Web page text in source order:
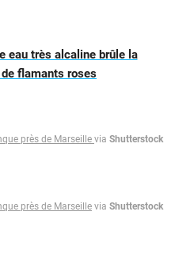
eau très alcaline brûle la
flamants roses
près de Marseille via Shutterstock
près de Marseille via Shutterstock